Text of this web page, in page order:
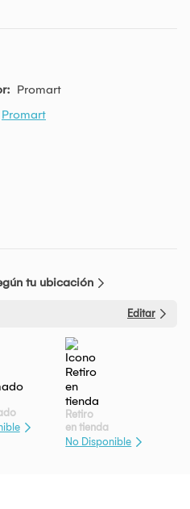
Promart
Promart
tu ubicación
Editar
Retiro
en tienda
No Disponible